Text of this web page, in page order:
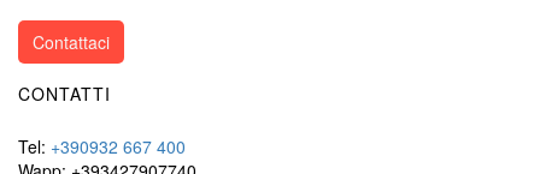
Contattaci
CONTATTI
Tel: +390932 667 400